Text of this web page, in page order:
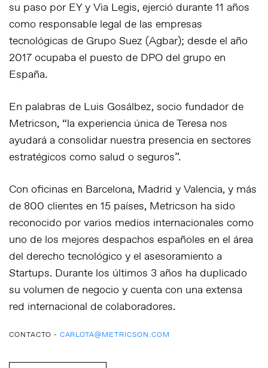
su paso por EY y Via Legis, ejerció durante 11 años
como responsable legal de las empresas
tecnológicas de Grupo Suez (Agbar); desde el año
2017 ocupaba el puesto de DPO del grupo en
España.
En palabras de Luis Gosálbez, socio fundador de
Metricson, “la experiencia única de Teresa nos
ayudará a consolidar nuestra presencia en sectores
estratégicos como salud o seguros”.
Con oficinas en Barcelona, Madrid y Valencia, y más
de 800 clientes en 15 países, Metricson ha sido
reconocido por varios medios internacionales como
uno de los mejores despachos españoles en el área
del derecho tecnológico y el asesoramiento a
Startups. Durante los últimos 3 años ha duplicado
su volumen de negocio y cuenta con una extensa
red internacional de colaboradores.
CONTACTO - CARLOTA@METRICSON.COM